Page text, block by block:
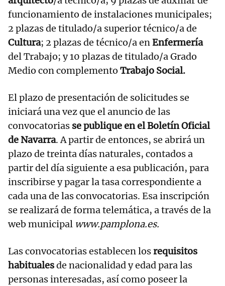
funcionamiento de instalaciones municipales;
2 plazas de titulado/a superior técnico/a de
Cultura; 2 plazas de técnico/a enEnfermería
del Trabajo; y 10 plazas de titulado/a Grado
Medio con complemento Trabajo Social.
El plazo de presentación de solicitudes se
iniciará una vez que el anuncio de las
convocatorias se publique en el Boletín Oficial
de Navarra. A partir de entonces, se abrirá un
plazo de treinta días naturales, contados a
partir del día siguiente a esa publicación, para
inscribirse y pagar la tasa correspondiente a
cada una de las convocatorias. Esa inscripción
se realizará de forma telemática, a través de la
web municipal www.pamplona.es.
Las convocatorias establecen losrequisitos
habitualesde nacionalidad y edad para las
personas interesadas, así como poseer la